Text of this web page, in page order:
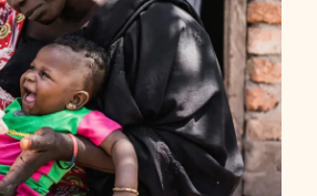
de 100 € / mois pendant un an
après réduction fiscale
exemple un centre de santé et
communauté à se soigner.